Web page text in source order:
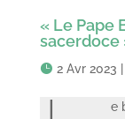
« Le Pape
sacerdoce
2 Avr 2023
e